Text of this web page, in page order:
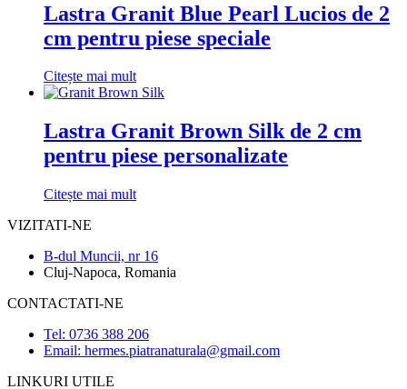
Lastra Granit Blue Pearl Lucios de 2
cm pentru piese speciale
Citește mai mult
Lastra Granit Brown Silk de 2 cm
pentru piese personalizate
Citește mai mult
VIZITATI-NE
B-dul Muncii, nr 16
Cluj-Napoca, Romania
CONTACTATI-NE
Tel: 0736 388 206
Email: hermes.piatranaturala@gmail.com
LINKURI UTILE